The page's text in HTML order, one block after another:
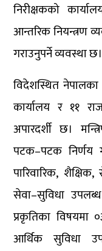
निरीक्षकको
आन्तरिक नियन्त्रण
गराउनुपर्ने व्यवस्था छ।
विदेशस्थित
कार्यालय र ११
अपारदर्शी छ।
पटक–पटक निर्णय
पारिवारिक,
सेवा–सुविधा
प्रकृतिका विषयमा
आर्थिक सुविधा